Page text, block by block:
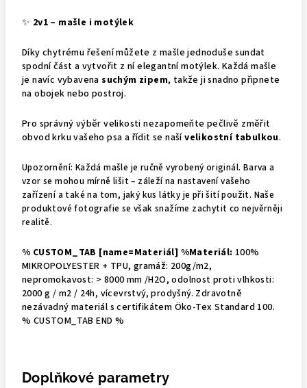
✨ 2v1 – mašle i motýlek
Díky chytrému řešení můžete z mašle jednoduše sundat
spodní část a vytvořit z ní elegantní motýlek. Každá mašle
je navíc vybavenasuchým zipem, takže ji snadno připnete
na obojek nebo postroj.
Pro správný výběr velikosti nezapomeňte pečlivě změřit
obvod krku vašeho psa a řídit se našívelikostní tabulkou.
Upozornění: Každá mašle je ručně vyrobený originál. Barva a
vzor se mohou mírně lišit – záleží na nastavení vašeho
zařízení a také na tom, jaký kus látky je při šití použit. Naše
produktové fotografie se však snažíme zachytit co nejvěrněji
realitě.
% CUSTOM_TAB [name=Materiál] %Materiál: 100%
MIKROPOLYESTER + TPU, gramáž: 200g/m2,
nepromokavost: > 8000 mm /H2O, odolnost proti vlhkosti:
2000 g / m2 / 24h, vícevrstvý, prodyšný. Zdravotně
nezávadný materiál s certifikátem Öko-Tex Standard 100.
% CUSTOM_TAB END %
Doplňkové parametry